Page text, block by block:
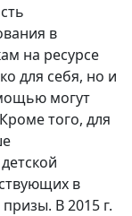
в
на ресурсе
для себя, но и
могут
того, для
в
В 2015 г.